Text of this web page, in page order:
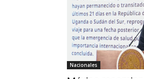
Nacionales